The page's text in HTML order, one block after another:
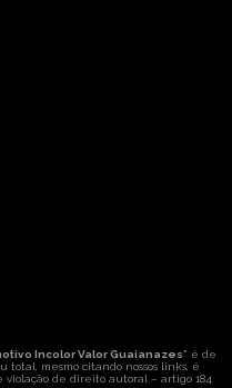
Incolor Valor Guaianazes" é de
total, mesmo citando nossos links, é
violação de direito autoral – artigo 184